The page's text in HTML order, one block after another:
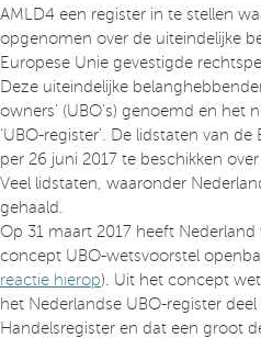
AMLD4 een register in te stellen
opgenomen over de uiteindelijke
Europese Unie gevestigde
Deze uiteindelijke
owners’ (UBO’s) genoemd en het
‘UBO-register’. De lidstaten van
per 26 juni 2017 te beschikken
Veel lidstaten, waaronder
gehaald.
Op 31 maart 2017 heeft
concept UBO-wetsvoorstel
reactie hierop). Uit het concept
het Nederlandse UBO-register
Handelsregister en dat een groot